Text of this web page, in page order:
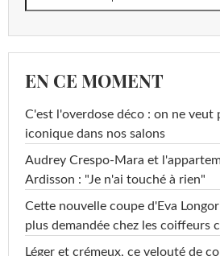
EN CE MOMENT
C'est l'overdose déco : on ne
iconique dans nos salons
Audrey Crespo-Mara et
Ardisson : "Je n'ai touché à rien"
Cette nouvelle coupe d'Eva
plus demandée chez les coiffeurs
Léger et crémeux, ce velouté de